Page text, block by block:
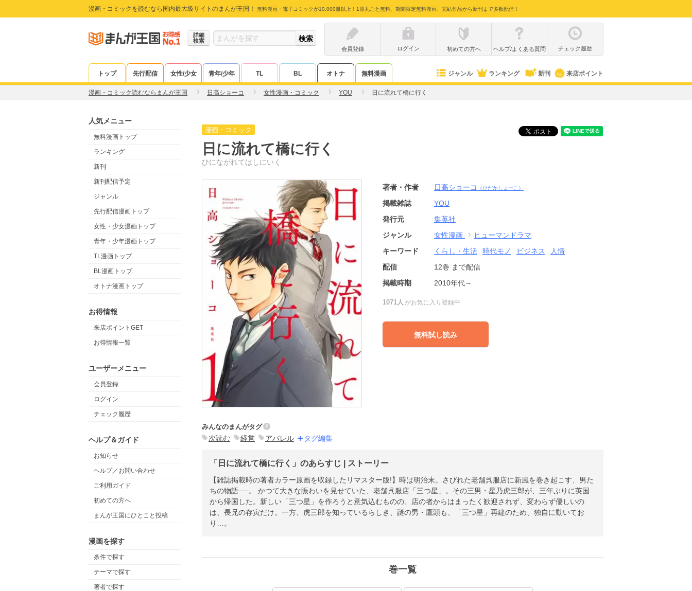
漫画・コミックを読むなら国内最大級サイトのまんが王国！ 無料漫画・電子コミックが10,000冊以上！1冊丸ごと無料、期間限定無料漫画、完結作品から新刊まで多数配信！
詳細
検索
会員登録
ログイン 初めての方へ ヘルプ/よくある質問 チェック履歴
トップ 先行配信 女性/少女 青年/少年 TL BL オトナ 無料漫画 ジャンル ランキング 新刊 来店ポイント
漫画・コミック読むならまんが王国 日高ショーコ 女性漫画・コミック YOU 日に流れて橋に行く
人気メニュー
無料漫画トップ
ランキング
新刊
新刊配信予定
ジャンル
先行配信漫画トップ
女性・少女漫画トップ
青年・少年漫画トップ
TL漫画トップ
BL漫画トップ
オトナ漫画トップ
お得情報
来店ポイントGET
お得情報一覧
ユーザーメニュー
会員登録
ログイン
チェック履歴
ヘルプ＆ガイド
お知らせ
ヘルプ／お問い合わせ
ご利用ガイド
初めての方へ
まんが王国にひとこと投稿
漫画を探す
条件で探す
テーマで探す
著者で探す
漫画・コミック
日に流れて橋に行く
ひにながれてはしにいく
著者・作者 日高ショーコ （ひだかしょーこ）
掲載雑誌
YOU
発行元
集英社
ジャンル
女性漫画
ヒューマンドラマ
キーワード
くらし・生活 時代モノ ビジネス
人情
配信
12巻 まで配信
掲載時期
2010年代～
1071人 がお気に入り登録中
無料試し読み
みんなのまんがタグ
次読む 経営 アパレル タグ編集
「日に流れて橋に行く」のあらすじ | ストーリー
【雑誌掲載時の著者カラー原画を収録したリマスター版!】時は明治末。さびれた老舗呉服店に新風を巻き起こす、男た
ちの物語──。 かつて大きな賑わいを見せていた、老舗呉服店「三つ星」。その三男・星乃虎三郎が、三年ぶりに英国
から帰国した。新しい「三つ星」を作ろうと意気込むものの、店の者からはまったく歓迎されず、変わらず優しいの
は、長兄の存寅だけ。一方、虎三郎を知っているらしき、謎の男・鷹頭も、「三つ星」再建のため、独自に動いてお
り…。
巻一覧